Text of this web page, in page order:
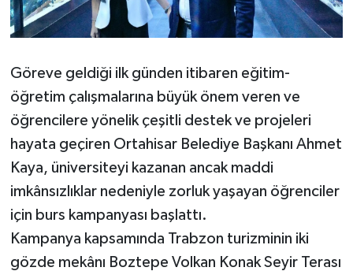
Göreve geldiği ilk günden itibaren eğitim-
öğretim çalışmalarına büyük önem veren ve
öğrencilere yönelik çeşitli destek ve projeleri
hayata geçiren Ortahisar Belediye Başkanı Ahmet
Kaya, üniversiteyi kazanan ancak maddi
imkânsızlıklar nedeniyle zorluk yaşayan öğrenciler
için burs kampanyası başlattı.
Kampanya kapsamında Trabzon turizminin iki
gözde mekânı Boztepe Volkan Konak Seyir Terası